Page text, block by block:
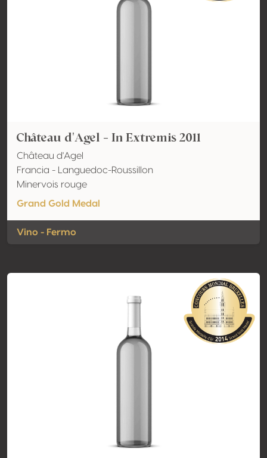
Château d'Agel - In Extremis 2011
Château d'Agel
Francia - Languedoc-Roussillon
Minervois rouge
Grand Gold Medal
Vino - Fermo